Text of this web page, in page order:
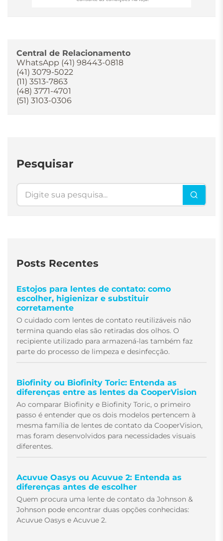
Central de Relacionamento
WhatsApp (41) 98443-0818
(41) 3079-5022
(11) 3513-7863
(48) 3771-4701
(51) 3103-0306
Pesquisar
Pesquisar
Posts Recentes
Estojos para lentes de contato: como
escolher, higienizar e substituir
corretamente
O cuidado com lentes de contato reutilizáveis não
termina quando elas são retiradas dos olhos. O
recipiente utilizado para armazená-las também faz
parte do processo de limpeza e desinfecção.
Biofinity ou Biofinity Toric: Entenda as
diferenças entre as lentes da CooperVision
Ao comparar Biofinity e Biofinity Toric, o primeiro
passo é entender que os dois modelos pertencem à
mesma família de lentes de contato da CooperVision,
mas foram desenvolvidos para necessidades visuais
diferentes.
Acuvue Oasys ou Acuvue 2: Entenda as
diferenças antes de escolher
Quem procura uma lente de contato da Johnson &
Johnson pode encontrar duas opções conhecidas:
Acuvue Oasys e Acuvue 2.